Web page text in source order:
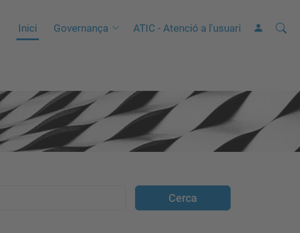
Inici Governança ATIC - Atenció a l'usuari Cerca
C
a